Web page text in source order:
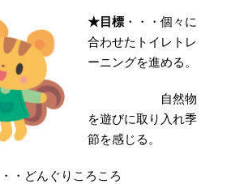
★目標・・・個々に
合わせたトイレトレ
ーニングを進める。
自然物
を遊びに取り入れ季
節を感じる。
・どんぐりころころ